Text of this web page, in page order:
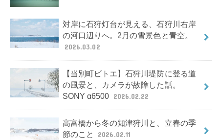
対岸に石狩灯台が見える、石狩川右岸
の河口辺りへ。2月の雪景色と青空。
2026.03.02
【当別町ビトエ】石狩川堤防に登る道
の風景と、カメラが故障した話。
SONY α6500 2026.02.22
高富橋から冬の知津狩川と、立春の季
節のこと
2026.02.11